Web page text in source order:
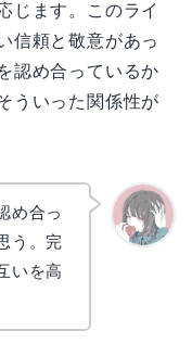
じます。このライ
信頼と敬意があっ
認め合っているか
ういった関係性が
め合っ
う。完
いを高